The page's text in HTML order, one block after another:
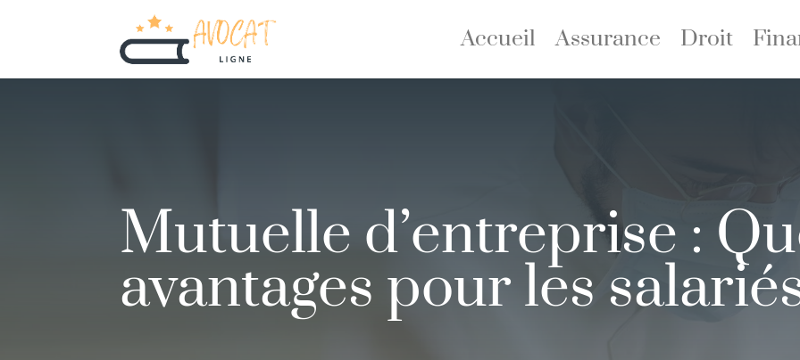
Accueil Assurance Droit
Mutuelle d’entreprise :
avantages pour les